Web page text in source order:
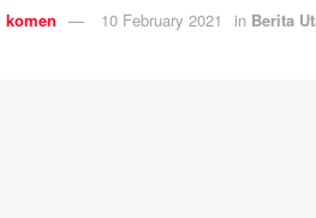
komen 10 February 2021 in Berita